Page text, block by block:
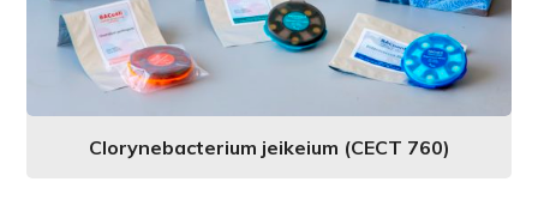
Clorynebacterium jeikeium (CECT 760)